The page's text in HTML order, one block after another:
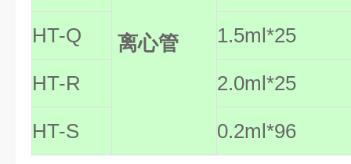
离心管
HT-Q 1.5ml*25
HT-R 2.0ml*25
HT-S 0.2ml*96